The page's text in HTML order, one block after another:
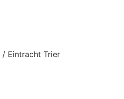
/ Eintracht Trier